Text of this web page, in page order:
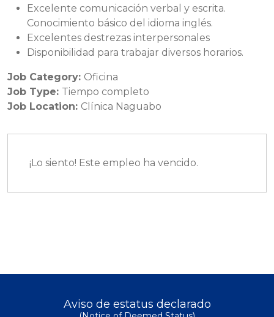
Excelente comunicación verbal y escrita.
Conocimiento básico del idioma inglés.
Excelentes destrezas interpersonales
Disponibilidad para trabajar diversos horarios.
Job Category: Oficina
Job Type: Tiempo completo
Job Location: Clínica Naguabo
¡Lo siento! Este empleo ha vencido.
Aviso de estatus declarado